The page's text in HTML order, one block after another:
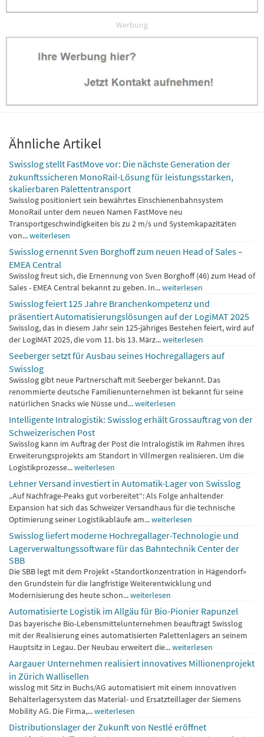
Werbung
Ähnliche Artikel
Swisslog stellt FastMove vor: Die nächste Generation der
zukunftssicheren MonoRail-Lösung für leistungsstarken,
skalierbaren Palettentransport
Swisslog positioniert sein bewährtes Einschienenbahnsystem
MonoRail unter dem neuen Namen FastMove neu
Transportgeschwindigkeiten bis zu 2 m/s und Systemkapazitäten
von...weiterlesen
Swisslog ernennt Sven Borghoff zum neuen Head of Sales –
EMEA Central
Swisslog freut sich, die Ernennung von Sven Borghoff (46) zum Head of
Sales - EMEA Central bekannt zu geben. In...weiterlesen
Swisslog feiert 125 Jahre Branchenkompetenz und
präsentiert Automatisierungslösungen auf der LogiMAT 2025
Swisslog, das in diesem Jahr sein 125-jähriges Bestehen feiert, wird auf
der LogiMAT 2025, die vom 11. bis 13. März...weiterlesen
Seeberger setzt für Ausbau seines Hochregallagers auf
Swisslog
Swisslog gibt neue Partnerschaft mit Seeberger bekannt. Das
renommierte deutsche Familienunternehmen ist bekannt für seine
natürlichen Snacks wie Nüsse und...weiterlesen
Intelligente Intralogistik: Swisslog erhält Grossauftrag von der
Schweizerischen Post
Swisslog kann im Auftrag der Post die Intralogistik im Rahmen ihres
Erweiterungsprojekts am Standort in Villmergen realisieren. Um die
Logistikprozesse...weiterlesen
Lehner Versand investiert in Automatik-Lager von Swisslog
„Auf Nachfrage-Peaks gut vorbereitet“: Als Folge anhaltender
Expansion hat sich das Schweizer Versandhaus für die technische
Optimierung seiner Logistikabläufe am...weiterlesen
Swisslog liefert moderne Hochregallager-Technologie und
Lagerverwaltungssoftware für das Bahntechnik Center der
SBB
Die SBB legt mit dem Projekt «Standortkonzentration in Hägendorf»
den Grundstein für die langfristige Weiterentwicklung und
Modernisierung des heute schon...weiterlesen
Automatisierte Logistik im Allgäu für Bio-Pionier Rapunzel
Das bayerische Bio-Lebensmittelunternehmen beauftragt Swisslog
mit der Realisierung eines automatisierten Palettenlagers an seinem
Hauptsitz in Legau. Der Neubau erweitert die...weiterlesen
Aargauer Unternehmen realisiert innovatives Millionenprojekt
in Zürich Wallisellen
wisslog mit Sitz in Buchs/AG automatisiert mit einem innovativen
Behälterlagersystem das Material- und Ersatzteillager der Siemens
Mobility AG. Die Firma,...weiterlesen
Distributionslager der Zukunft von Nestlé eröffnet